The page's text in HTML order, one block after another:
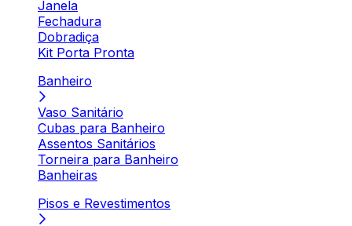
Janela
Fechadura
Dobradiça
Kit Porta Pronta
Banheiro
Vaso Sanitário
Cubas para Banheiro
Assentos Sanitários
Torneira para Banheiro
Banheiras
Pisos e Revestimentos